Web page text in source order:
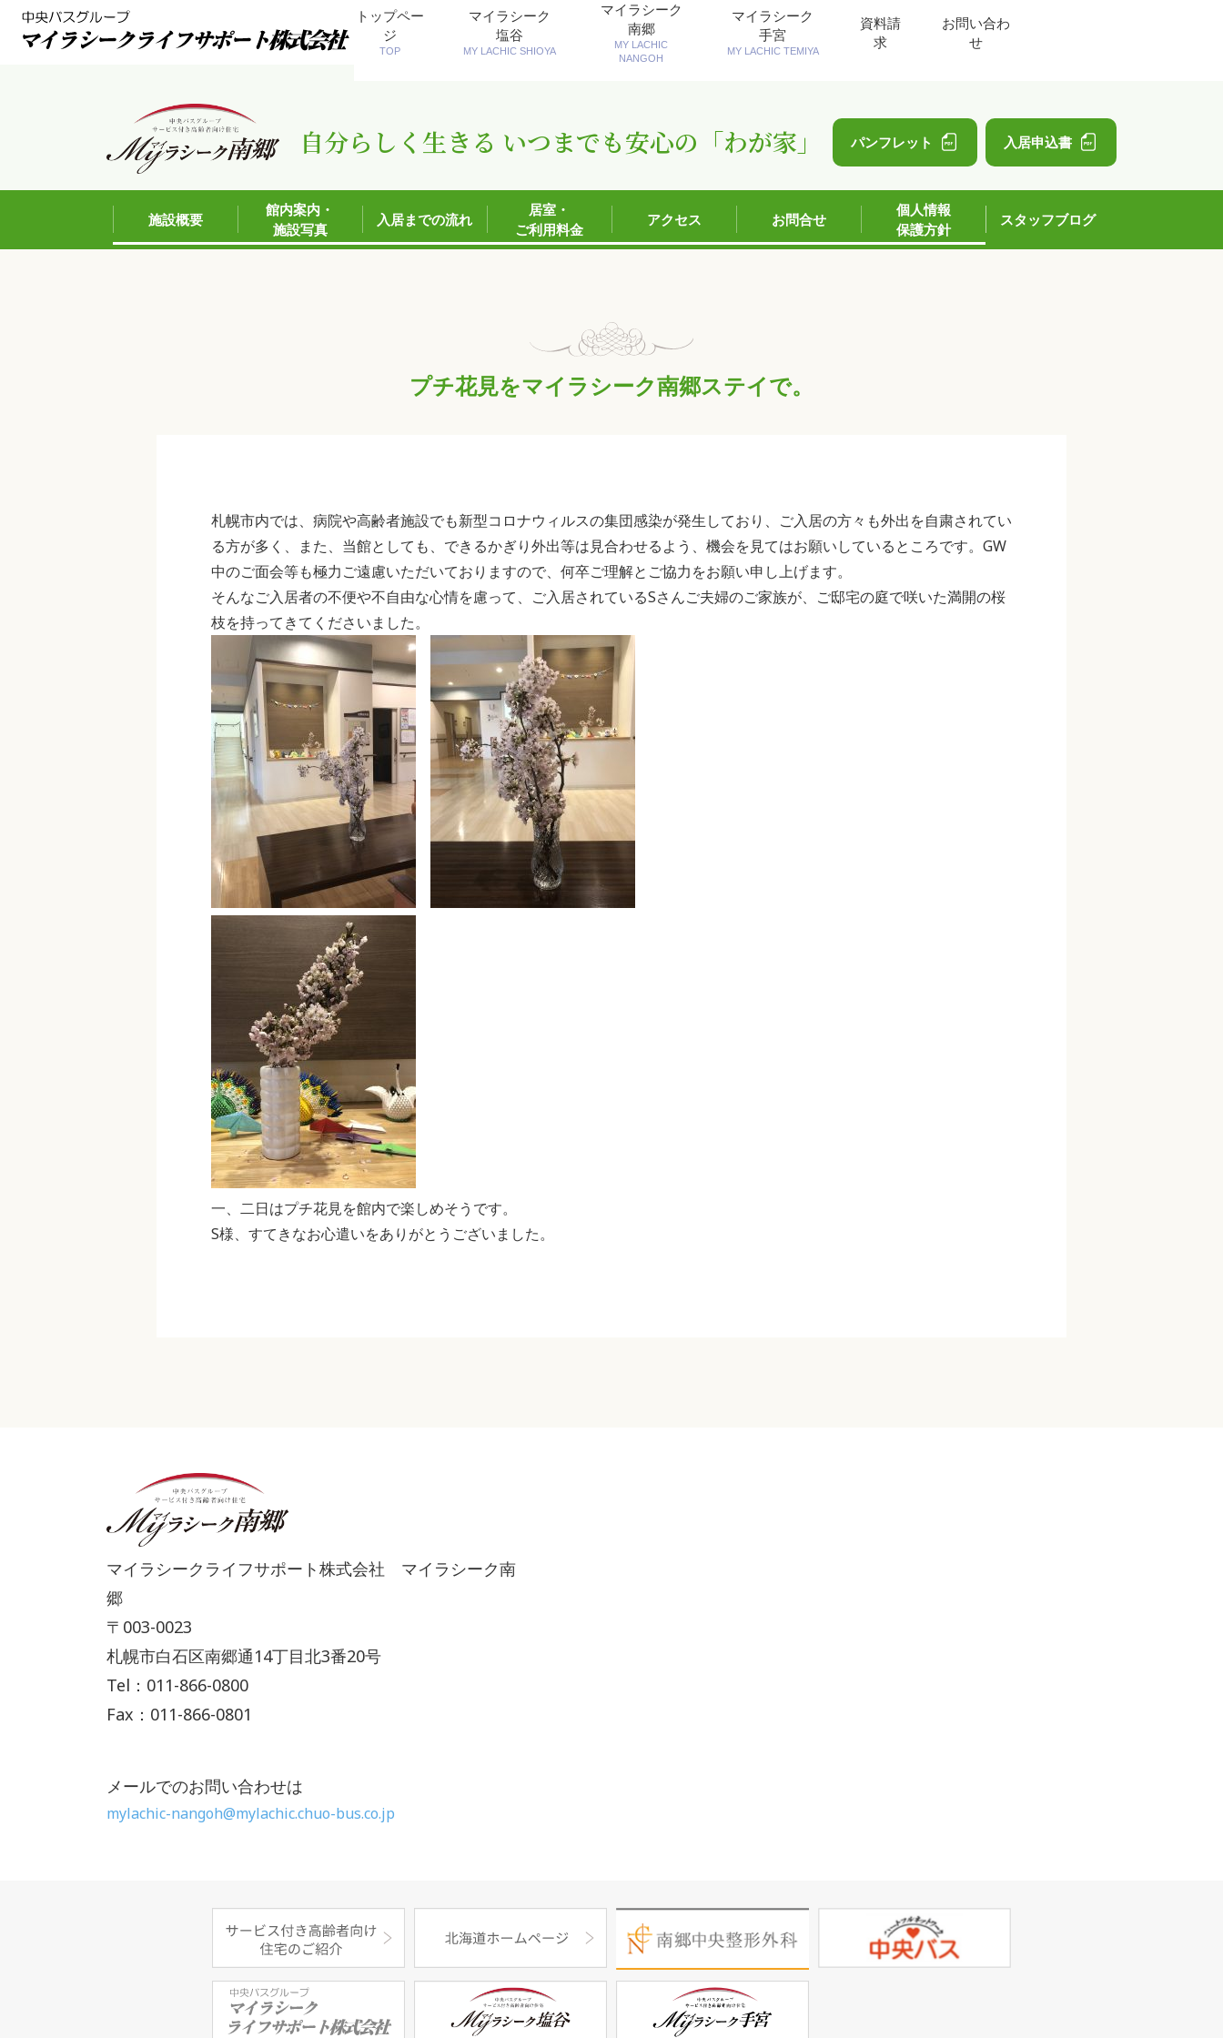
トップペー
ジ
TOP
マイラシーク
塩谷
MY LACHIC SHIOYA
マイラシーク
南郷
MY LACHIC
NANGOH
マイラシーク
手宮
MY LACHIC TEMIYA
資料請
求
お問い合わ
せ
自分らしく生きる いつまでも安心の「わが家」 パンフレット 入居申込書
施設概要
館内案内・
施設写真
入居までの流れ
居室・
ご利用料金
アクセス お問合せ
個人情報
保護方針
スタッフブログ
プチ花見をマイラシーク南郷ステイで。
札幌市内では、病院や高齢者施設でも新型コロナウィルスの集団感染が発生しており、ご入居の方々も外出を自粛されてい
る方が多く、また、当館としても、できるかぎり外出等は見合わせるよう、機会を見てはお願いしているところです。GW
中のご面会等も極力ご遠慮いただいておりますので、何卒ご理解とご協力をお願い申し上げます。
そんなご入居者の不便や不自由な心情を慮って、ご入居されているSさんご夫婦のご家族が、ご邸宅の庭で咲いた満開の桜
枝を持ってきてくださいました。
一、二日はプチ花見を館内で楽しめそうです。
S様、すてきなお心遣いをありがとうございました。
マイラシークライフサポート株式会社 マイラシーク南
郷
〒003-0023
札幌市白石区南郷通14丁目北3番20号
Tel：011-866-0800
Fax：011-866-0801
メールでのお問い合わせは
mylachic-nangoh@mylachic.chuo-bus.co.jp